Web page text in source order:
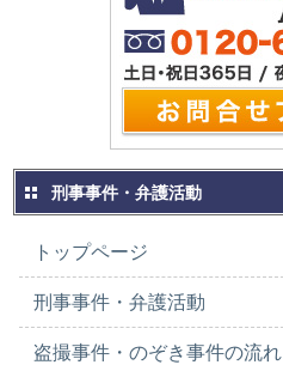
刑事事件・弁護活動
トップページ
刑事事件・弁護活動
盗撮事件・のぞき事件の流れ